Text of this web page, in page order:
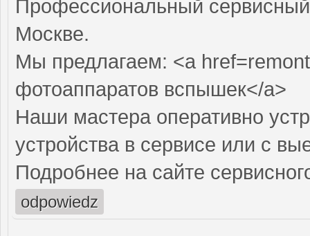
Профессиональный
Москве.
Мы предлагаем: <a
фотоаппаратов вспышек</a>
Наши мастера оперативно
устройства в сервисе или с
Подробнее на сайте
odpowiedz